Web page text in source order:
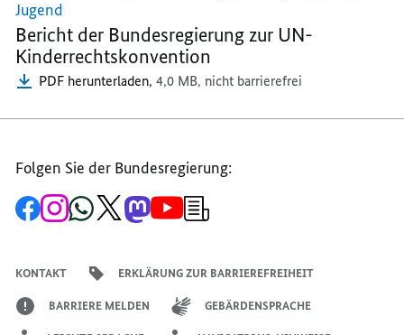
DEUTSCHLAND
Jugend
Bericht der Bundesregierung zur UN-
Kinderrechtskonvention
PDF herunterladen,4,0 MB, nicht barrierefrei
Folgen Sie der Bundesregierung:
Zur
Facebook-
Zum
Instagram-
Zum
WhatsApp-
Zum
X-
Zum
Mastodon-
Zum
YouTube-Anmeldung
KONTAKT ERKLÄRUNG ZUR BARRIEREFREIHEIT
BARRIERE MELDEN GEBÄRDENSPRACHE